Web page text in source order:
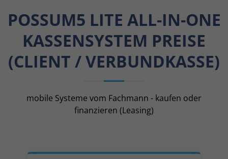
POSSUM5 LITE ALL-IN-ONE
KASSENSYSTEM PREISE
(CLIENT / VERBUNDKASSE)
mobile Systeme vom Fachmann - kaufen oder
finanzieren (Leasing)